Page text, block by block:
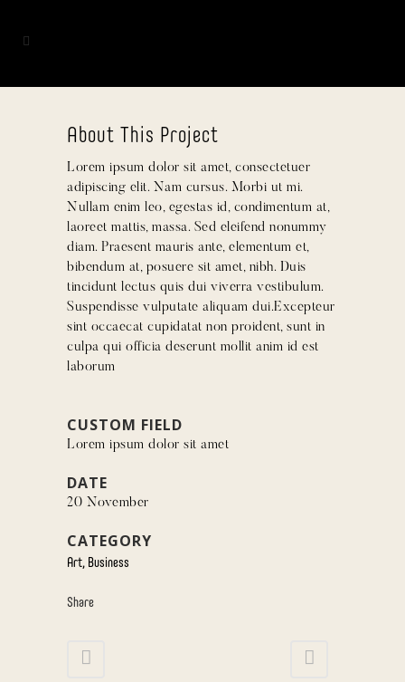
About This Project
Lorem ipsum dolor sit amet, consectetuer
adipiscing elit. Nam cursus. Morbi ut mi.
Nullam enim leo, egestas id, condimentum at,
laoreet mattis, massa. Sed eleifend nonummy
diam. Praesent mauris ante, elementum et,
bibendum at, posuere sit amet, nibh. Duis
tincidunt lectus quis dui viverra vestibulum.
Suspendisse vulputate aliquam dui.Excepteur
sint occaecat cupidatat non proident, sunt in
culpa qui officia deserunt mollit anim id est
laborum
CUSTOM FIELD
Lorem ipsum dolor sit amet
DATE
20 November
CATEGORY
Art, Business
Share